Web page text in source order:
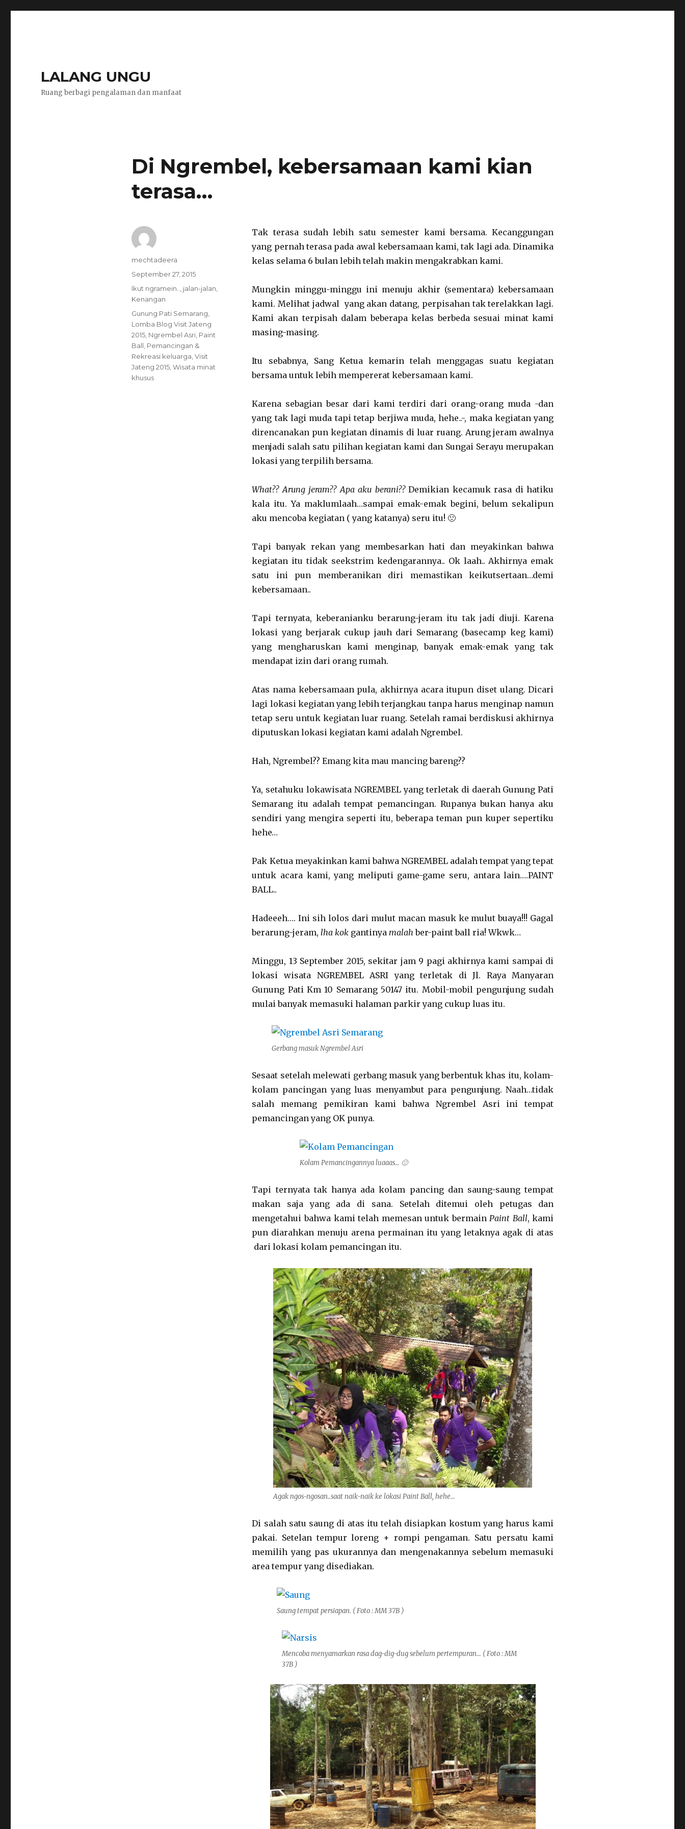
LALANG UNGU
Ruang berbagi pengalaman dan manfaat
Di Ngrembel, kebersamaan kami kian
terasa…
Tak terasa sudah lebih satu semester kami bersama. Kecanggungan
yang pernah terasa pada awal kebersamaan kami, tak lagi ada. Dinamika
kelas selama 6 bulan lebih telah makin mengakrabkan kami.
Mungkin minggu-minggu ini menuju akhir (sementara) kebersamaan
kami. Melihat jadwal yang akan datang, perpisahan tak terelakkan lagi.
Kami akan terpisah dalam beberapa kelas berbeda sesuai minat kami
masing-masing.
Itu sebabnya, Sang Ketua kemarin telah menggagas suatu kegiatan
bersama untuk lebih mempererat kebersamaan kami.
Karena sebagian besar dari kami terdiri dari orang-orang muda -dan
yang tak lagi muda tapi tetap berjiwa muda, hehe..-, maka kegiatan yang
direncanakan pun kegiatan dinamis di luar ruang. Arung jeram awalnya
menjadi salah satu pilihan kegiatan kami dan Sungai Serayu merupakan
lokasi yang terpilih bersama.
What?? Arung jeram?? Apa aku berani??Demikian kecamuk rasa di hatiku
kala itu. Ya maklumlaah…sampai emak-emak begini, belum sekalipun
aku mencoba kegiatan ( yang katanya) seru itu! 🙁
Tapi banyak rekan yang membesarkan hati dan meyakinkan bahwa
kegiatan itu tidak seekstrim kedengarannya.. Ok laah.. Akhirnya emak
satu ini pun memberanikan diri memastikan keikutsertaan…demi
kebersamaan..
Tapi ternyata, keberanianku berarung-jeram itu tak jadi diuji. Karena
lokasi yang berjarak cukup jauh dari Semarang (basecamp keg kami)
yang mengharuskan kami menginap, banyak emak-emak yang tak
mendapat izin dari orang rumah.
Atas nama kebersamaan pula, akhirnya acara itupun diset ulang. Dicari
lagi lokasi kegiatan yang lebih terjangkau tanpa harus menginap namun
tetap seru untuk kegiatan luar ruang. Setelah ramai berdiskusi akhirnya
diputuskan lokasi kegiatan kami adalah Ngrembel.
Hah, Ngrembel?? Emang kita mau mancing bareng??
Ya, setahuku lokawisata NGREMBEL yang terletak di daerah Gunung Pati
Semarang itu adalah tempat pemancingan. Rupanya bukan hanya aku
sendiri yang mengira seperti itu, beberapa teman pun kuper sepertiku
hehe…
Pak Ketua meyakinkan kami bahwa NGREMBEL adalah tempat yang tepat
untuk acara kami, yang meliputi game-game seru, antara lain….PAINT
BALL..
Hadeeeh…. Ini sih lolos dari mulut macan masuk ke mulut buaya!!! Gagal
berarung-jeram,lha kok gantinyamalah ber-paint ball ria! Wkwk…
Minggu, 13 September 2015, sekitar jam 9 pagi akhirnya kami sampai di
lokasi wisata NGREMBEL ASRI yang terletak di Jl. Raya Manyaran
Gunung Pati Km 10 Semarang 50147 itu. Mobil-mobil pengunjung sudah
mulai banyak memasuki halaman parkir yang cukup luas itu.
Gerbang masuk Ngrembel Asri
Sesaat setelah melewati gerbang masuk yang berbentuk khas itu, kolam-
kolam pancingan yang luas menyambut para pengunjung. Naah…tidak
salah memang pemikiran kami bahwa Ngrembel Asri ini tempat
pemancingan yang OK punya.
Kolam Pemancingannya luaaas… 🙂
Tapi ternyata tak hanya ada kolam pancing dan saung-saung tempat
makan saja yang ada di sana. Setelah ditemui oleh petugas dan
mengetahui bahwa kami telah memesan untuk bermainPaint Ball, kami
pun diarahkan menuju arena permainan itu yang letaknya agak di atas
dari lokasi kolam pemancingan itu.
Agakngos-ngosan..saat naik-naik ke lokasiPaint Ball, hehe…
Di salah satu saung di atas itu telah disiapkan kostum yang harus kami
pakai. Setelan tempur loreng + rompi pengaman. Satu persatu kami
memilih yang pas ukurannya dan mengenakannya sebelum memasuki
area tempur yang disediakan.
Saung tempat persiapan. ( Foto : MM 37B )
Mencoba menyamarkan rasa dag-dig-dug sebelum pertempuran… ( Foto : MM
37B )
Author
mechtadeera
Posted
on
September 27, 2015
Categories
Ikut ngramein.. jalan-jalan
Kenangan
Tags
Gunung Pati Semarang
Lomba Blog Visit Jateng
2015, Ngrembel Asri, Paint
Ball Pemancingan &
Rekreasi keluarga Visit
Jateng 2015, Wisata minat
khusus